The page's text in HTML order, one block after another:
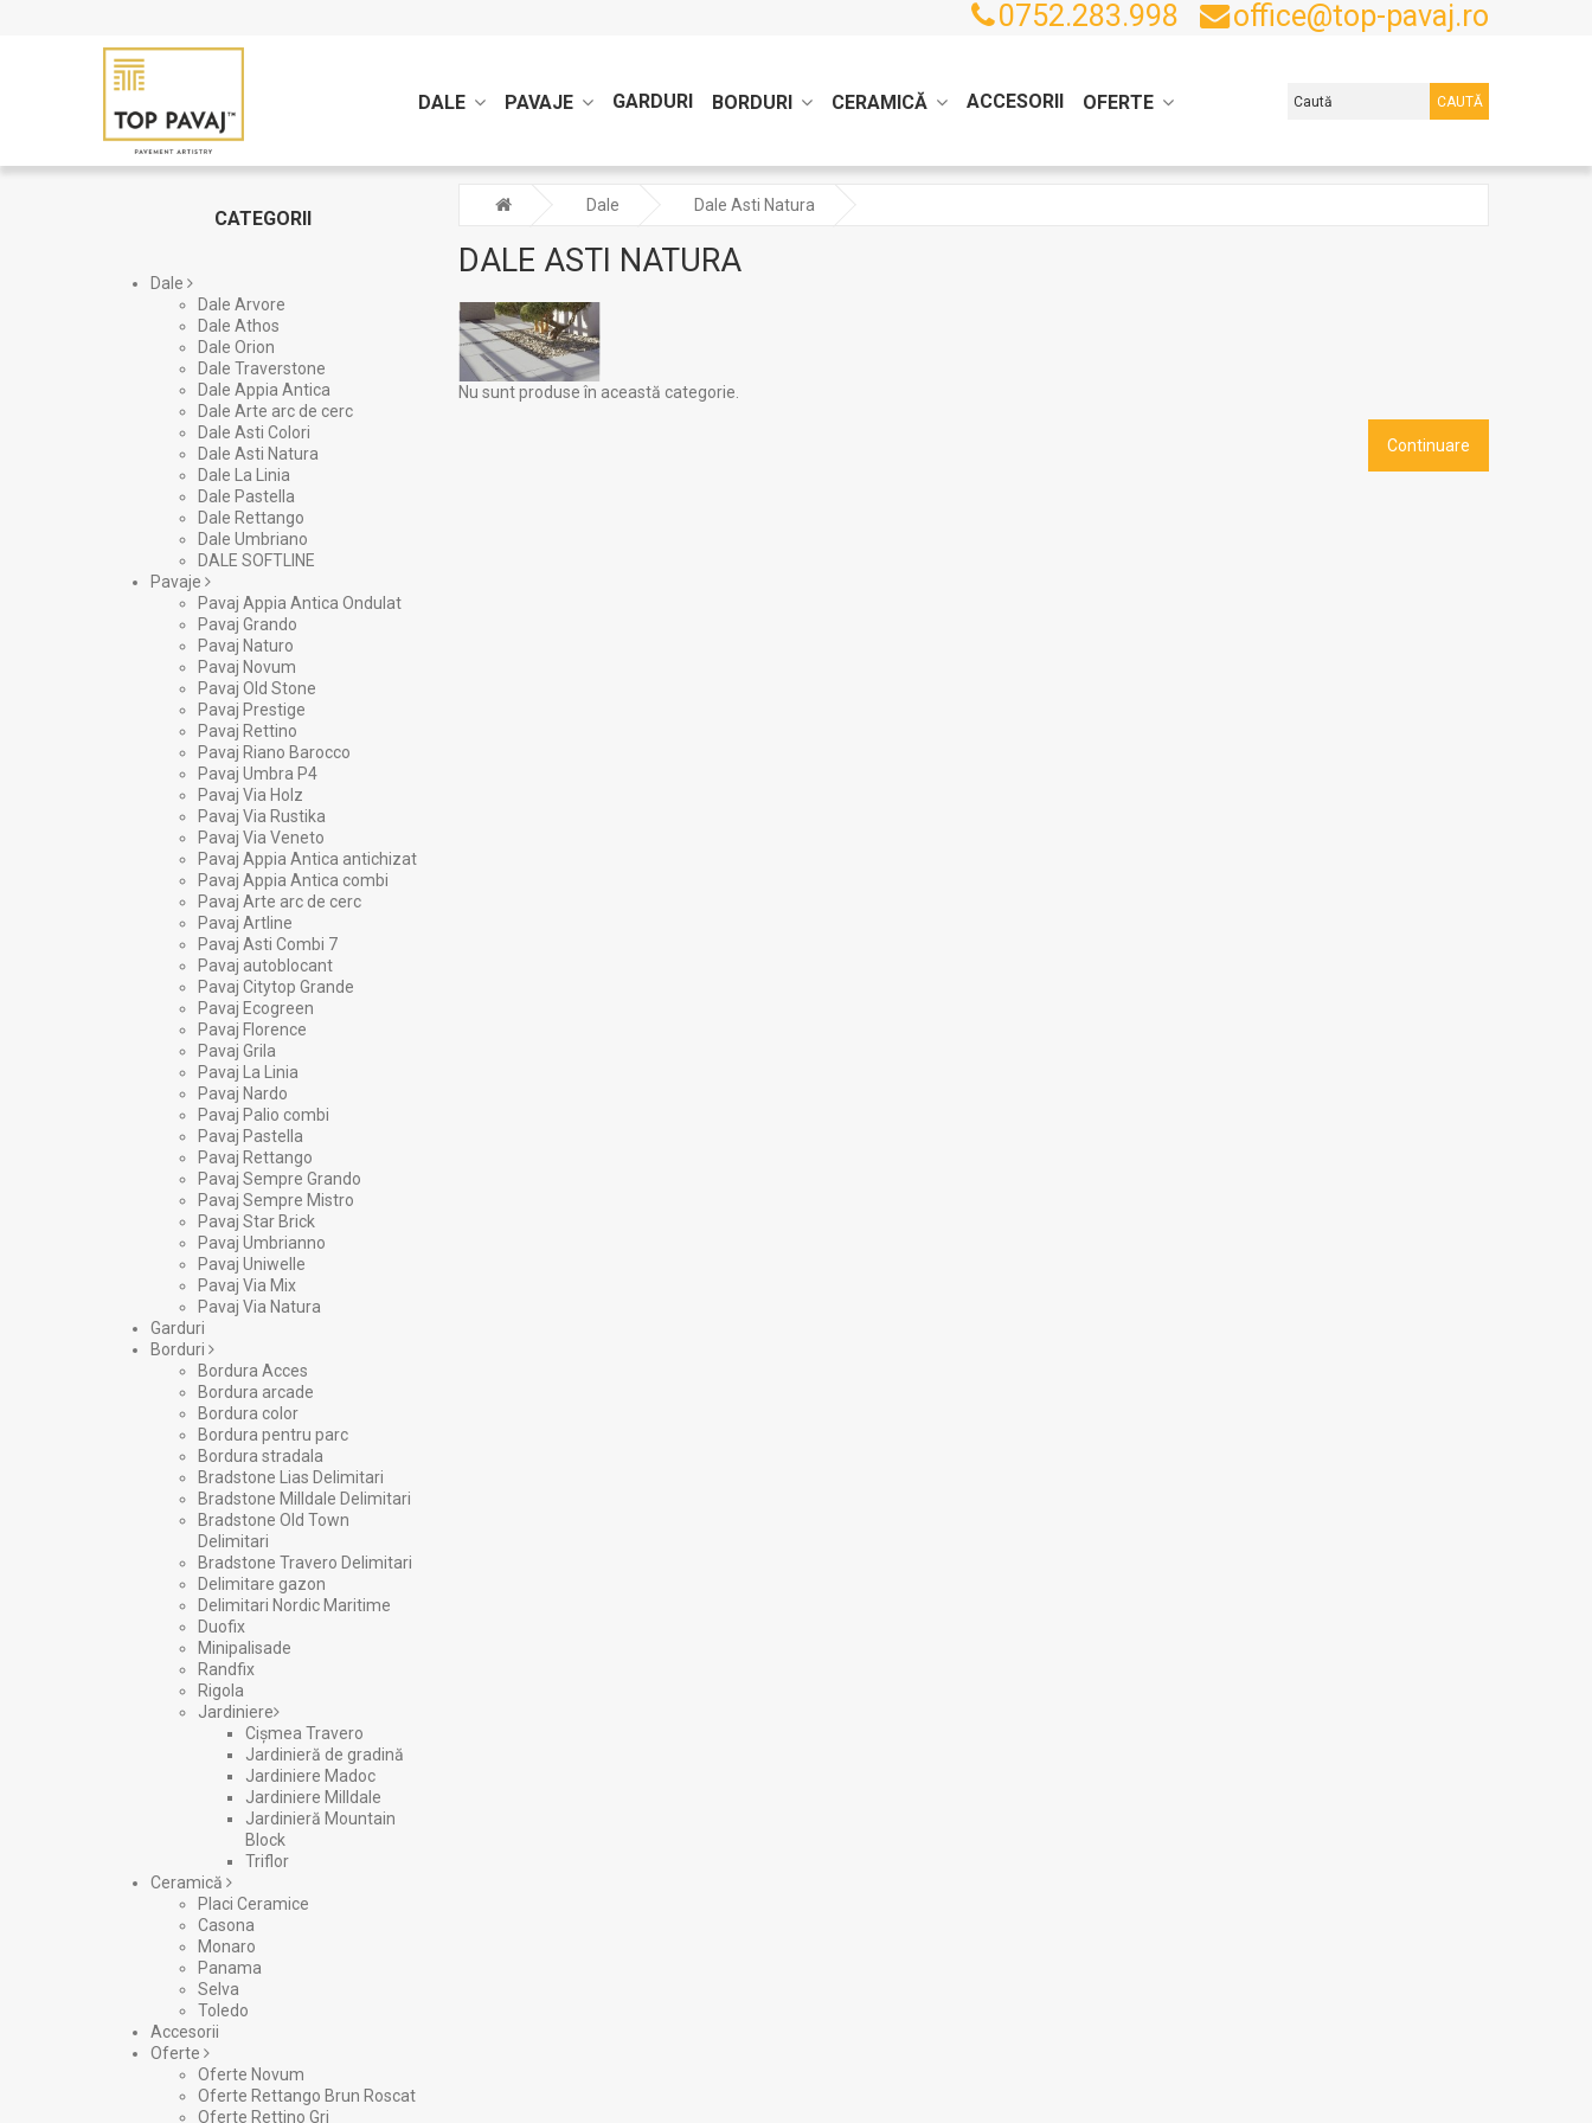
0752.283.998 office@top-pavaj.ro
DALE PAVAJE GARDURI BORDURI CERAMICĂ ACCESORII OFERTE CAUTĂ
CATEGORII
Dale
Dale Arvore
Dale Athos
Dale Orion
Dale Traverstone
Dale Appia Antica
Dale Arte arc de cerc
Dale Asti Colori
Dale Asti Natura
Dale La Linia
Dale Pastella
Dale Rettango
Dale Umbriano
DALE SOFTLINE
Pavaje
Pavaj Appia Antica Ondulat
Pavaj Grando
Pavaj Naturo
Pavaj Novum
Pavaj Old Stone
Pavaj Prestige
Pavaj Rettino
Pavaj Riano Barocco
Pavaj Umbra P4
Pavaj Via Holz
Pavaj Via Rustika
Pavaj Via Veneto
Pavaj Appia Antica antichizat
Pavaj Appia Antica combi
Pavaj Arte arc de cerc
Pavaj Artline
Pavaj Asti Combi 7
Pavaj autoblocant
Pavaj Citytop Grande
Pavaj Ecogreen
Pavaj Florence
Pavaj Grila
Pavaj La Linia
Pavaj Nardo
Pavaj Palio combi
Pavaj Pastella
Pavaj Rettango
Pavaj Sempre Grando
Pavaj Sempre Mistro
Pavaj Star Brick
Pavaj Umbrianno
Pavaj Uniwelle
Pavaj Via Mix
Pavaj Via Natura
Garduri
Borduri
Bordura Acces
Bordura arcade
Bordura color
Bordura pentru parc
Bordura stradala
Bradstone Lias Delimitari
Bradstone Milldale Delimitari
Bradstone Old Town
Delimitari
Bradstone Travero Delimitari
Delimitare gazon
Delimitari Nordic Maritime
Duofix
Minipalisade
Randfix
Rigola
Jardiniere
Cișmea Travero
Jardinieră de gradină
Jardiniere Madoc
Jardiniere Milldale
Jardinieră Mountain
Block
Triflor
Ceramică
Placi Ceramice
Casona
Monaro
Panama
Selva
Toledo
Accesorii
Oferte
Oferte Novum
Oferte Rettango Brun Roscat
Oferte Rettino Gri
Dale Dale Asti Natura
DALE ASTI NATURA
Nu sunt produse în această categorie.
Continuare